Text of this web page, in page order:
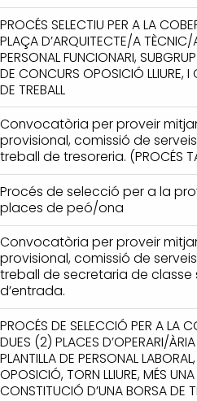
PROCÉS SELECTIU PER A LA
PLAÇA D’ARQUITECTE/A TÈCNIC/
PERSONAL FUNCIONARI,
DE CONCURS OPOSICIÓ LLIURE,
DE TREBALL
Convocatòria per proveir
provisional, comissió de
treball de tresoreria. (PROCÉS
Procés de selecció per a la
places de peó/ona
Convocatòria per proveir
provisional, comissió de
treball de secretaria de
d’entrada.
PROCÉS DE SELECCIÓ PER A LA
DUES (2) PLACES D’OPERARI/
PLANTILLA DE PERSONAL
OPOSICIÓ, TORN LLIURE, MÉS
CONSTITUCIÓ D’UNA BORSA DE